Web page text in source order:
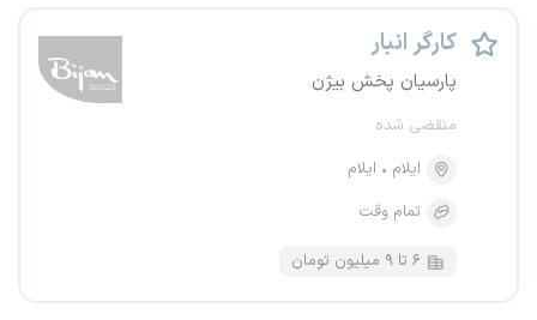
کارگر انبار
پارسیان پخش بیژن
منقضی شده
ایلام
ایلام
تمام وقت
۶ تا ۹ میلیون تومان